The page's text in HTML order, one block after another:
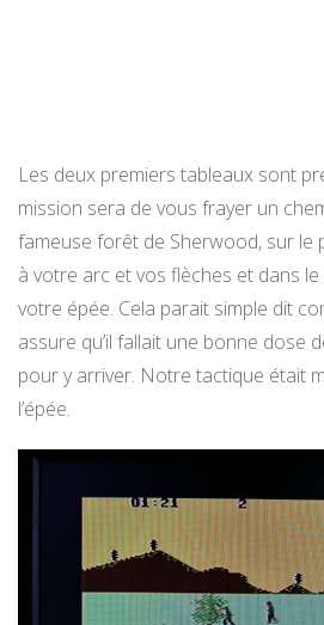
Les deux premiers tableaux sont
mission sera de vous frayer un
fameuse forêt de Sherwood, sur le
à votre arc et vos flèches et dans
votre épée. Cela parait simple dit
assure qu’il fallait une bonne dose
pour y arriver. Notre tactique était
l’épée.